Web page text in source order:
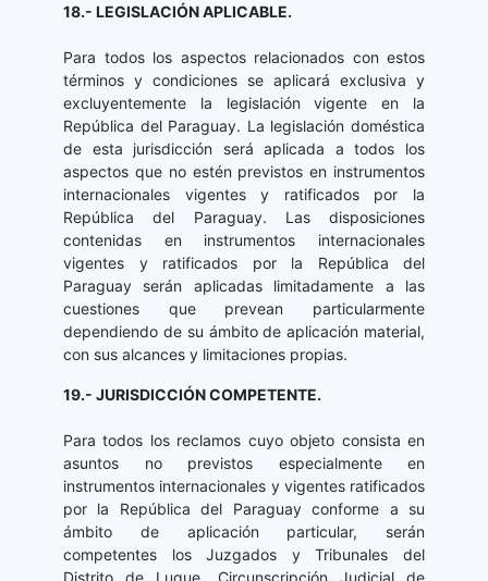
18.- LEGISLACIÓN APLICABLE.
Para todos los aspectos relacionados con estos
términos y condiciones se aplicará exclusiva y
excluyentemente la legislación vigente en la
República del Paraguay. La legislación doméstica
de esta jurisdicción será aplicada a todos los
aspectos que no estén previstos en instrumentos
internacionales vigentes y ratificados por la
República del Paraguay. Las disposiciones
contenidas en instrumentos internacionales
vigentes y ratificados por la República del
Paraguay serán aplicadas limitadamente a las
cuestiones que prevean particularmente
dependiendo de su ámbito de aplicación material,
con sus alcances y limitaciones propias.
19.- JURISDICCIÓN COMPETENTE.
Para todos los reclamos cuyo objeto consista en
asuntos no previstos especialmente en
instrumentos internacionales y vigentes ratificados
por la República del Paraguay conforme a su
ámbito de aplicación particular, serán
competentes los Juzgados y Tribunales del
Distrito de Luque, Circunscripción Judicial de